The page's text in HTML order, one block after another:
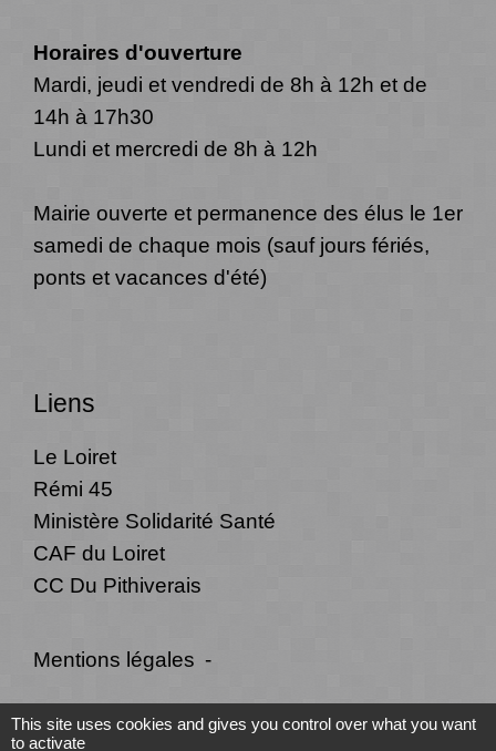
Horaires d'ouverture
Mardi, jeudi et vendredi de 8h à 12h et de
14h à 17h30
Lundi et mercredi de 8h à 12h
Mairie ouverte et permanence des élus le 1er
samedi de chaque mois (sauf jours fériés,
ponts et vacances d'été)
Liens
Le Loiret
Rémi 45
Ministère Solidarité Santé
CAF du Loiret
CC Du Pithiverais
Mentions légales -
Politique de confidentialité - Accessibilité -
This site uses cookies and gives you control over what you want
to activate